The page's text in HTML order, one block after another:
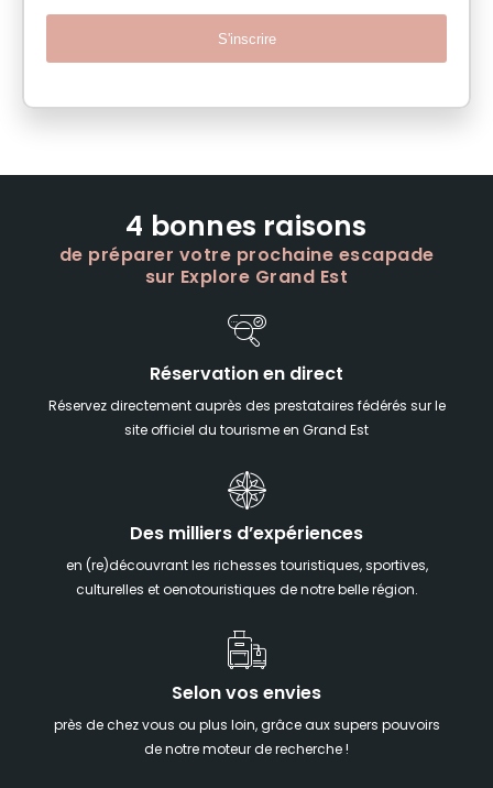
S'inscrire
4 bonnes raisons
de préparer votre prochaine escapade
sur Explore Grand Est
Réservation en direct
Réservez directement auprès des prestataires fédérés sur le
site officiel du tourisme en Grand Est
Des milliers d’expériences
en (re)découvrant les richesses touristiques, sportives,
culturelles et oenotouristiques de notre belle région.
Selon vos envies
près de chez vous ou plus loin, grâce aux supers pouvoirs
de notre moteur de recherche !